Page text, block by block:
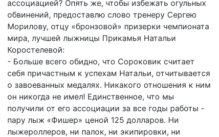
ассоциацией? Опять же, чтобы избежать огульных
обвинений, предоставлю слово тренеру Сергею
Морилову, отцу «бронзовой» призерки чемпионата
мира, лучшей лыжницы Прикамья Натальи
Коростелевой:
- Больше всего обидно, что Сороковик считает
себя причастным к успехам Натальи, отчитывается
о завоеванных медалях. Никакого отношения к ним
он никогда не имел! Единственное, что мы
получили от его ассоциации за все годы работы -
пару лыж «Фишер» ценой 125 долларов. Ни
лыжероллеров, ни палок, ни экипировки, ни